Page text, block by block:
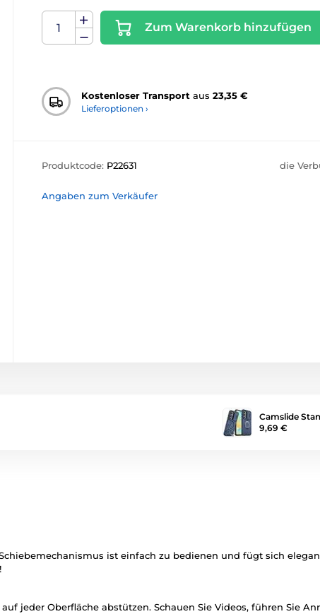
Zum Warenkorb hinzufügen
Kostenloser Transport aus 23,35 €
Lieferoptionen ›
Produktcode: P22631 die
Angaben zum Verkäufer
Camslide
9,69 €
ist einfach zu bedienen und fügt sich
jeder Oberfläche abstützen. Schauen Sie Videos, führen Sie